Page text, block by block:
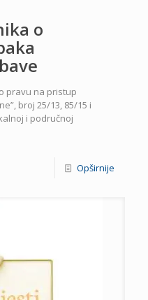
o
pravu na pristup
broj 25/13, 85/15 i
i područnoj
Opširnije